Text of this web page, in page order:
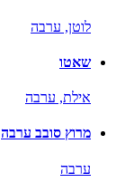
לוטן, ערבה
שאטו
אילת, ערבה
מרוץ סובב ערבה
ערבה